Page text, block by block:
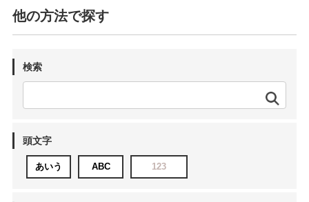
他の方法で探す
検索
頭文字
あいう ABC 123